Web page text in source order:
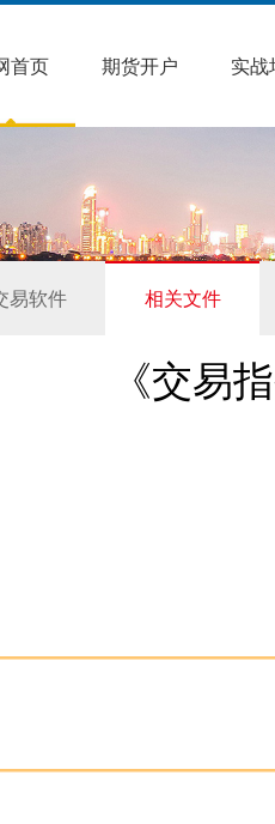
首页 期货开户 实战
易软件 相关文件
《交易